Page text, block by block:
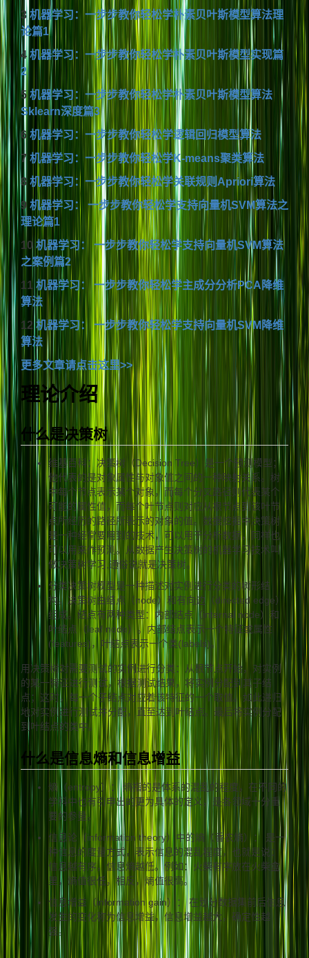
3机器学习：一步步教你轻松学朴素贝叶斯模型算法理
论篇1
4机器学习：一步步教你轻松学朴素贝叶斯模型实现篇
2
5 机器学习：一步步教你轻松学朴素贝叶斯模型算法
Sklearn深度篇3
6 机器学习：一步步教你轻松学逻辑回归模型算法
7 机器学习：一步步教你轻松学K-means聚类算法
8 机器学习：一步步教你轻松学关联规则Apriori算法
9 机器学习： 一步步教你轻松学支持向量机SVM算法之
理论篇1
10 机器学习： 一步步教你轻松学支持向量机SVM算法
之案例篇2
11 机器学习： 一步步教你轻松学主成分分析PCA降维
算法
12机器学习： 一步步教你轻松学支持向量机SVM降维
算法
更多文章请点击这里>>
理论介绍
什么是决策树
维基百科：决策树（Decision Tree）是一个预测模型；
他代表的是对象属性与对象值之间的一种映射关系。树
中每个节点表示某个对象，而每个分叉路径则代表某个
可能的属性值，而每个叶节点则对应从根节点到该叶节
点所经历的路径所表示的对象的值。数据挖掘中决策树
是一种经常要用到的技术，可以用于分析数据，同样也
可以用来作预测。从数据产生决策树的机器学习技术叫
做决策树学习,通俗说就是决策树。
分类决策树模型是一种描述对实例进行分类的树形结
构。决策树由结点（node）和有向边（directed edge）
组成。结点有两种类型：内部结点（internal node）和
叶结点（leaf node）。内部结点表示一个特征或属性
(features)，叶结点表示一个类(labels)。
用决策树对需要测试的实例进行分类：从根节点开始，对实例
的某一特征进行测试，根据测试结果，将实例分配到其子结
点；这时，每一个子结点对应着该特征的一个取值。如此递归
地对实例进行测试并分配，直至达到叶结点。最后将实例分配
到叶结点的类中。
什么是信息熵和信息增益
熵（entropy）： 熵指的是体系的混乱的程度，在不同的
学科中也有引申出的更为具体的定义，是各领域十分重
要的参量。
信息论（information theory）中的熵（香农熵）： 是一
种信息的度量方式，表示信息的混乱程度，也就是说：
信息越有序，信息熵越低。例如：火柴有序放在火柴盒
里，熵值很低，相反，熵值很高。
信息增益（information gain）： 在划分数据集前后信息
发生的变化称为信息增益，信息增益越大，确定性越
强。